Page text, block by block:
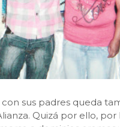
sus padres queda
Quizá por ello,